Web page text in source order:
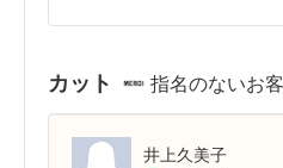
カット 指名のないお
井上久美子